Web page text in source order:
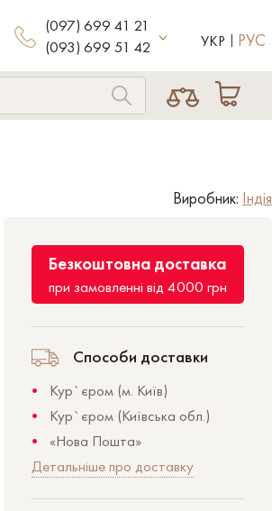
(097) 699 41 21
(093) 699 51 42
УКР РУС
Виробник: Індія
Безкоштовна доставка
при замовленні від 4000 грн
Способи доставки
Кур`єром (м. Київ)
Кур`єром (Київська обл.)
«Нова Пошта»
Детальніше про доставку